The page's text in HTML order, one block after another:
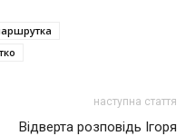
наступна стаття
Відверта розповідь Ігоря